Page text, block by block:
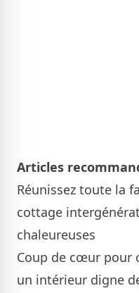
Articles
Réunissez toute la
cottage
chaleureuses
Coup de cœur pour
un intérieur digne